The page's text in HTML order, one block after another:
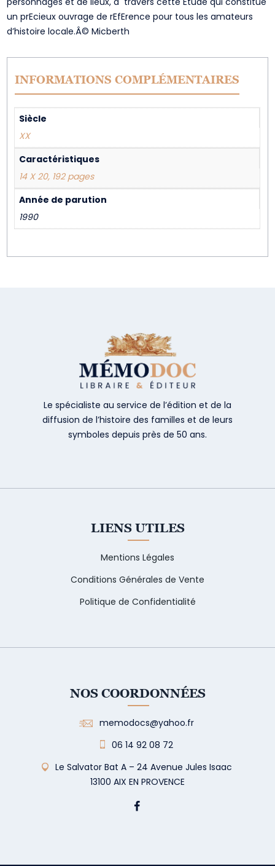
un prEcieux ouvrage de rEfErence pour tous les amateurs
d’histoire locale.Â© Micberth
INFORMATIONS COMPLÉMENTAIRES
Siècle
XX
Caractéristiques
14 X 20, 192 pages
Année de parution
1990
Le spécialiste au service de l’édition et de la
diffusion de l’histoire des familles et de leurs
symboles depuis près de 50 ans.
LIENS UTILES
Mentions Légales
Conditions Générales de Vente
Politique de Confidentialité
NOS COORDONNÉES
memodocs@yahoo.fr
06 14 92 08 72
Le Salvator Bat A – 24 Avenue Jules Isaac
13100 AIX EN PROVENCE